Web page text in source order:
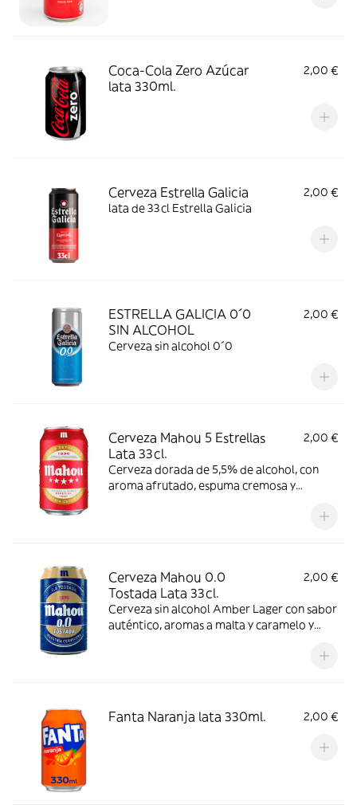
Coca-Cola Zero Azúcar
lata 330ml.
2,00 €
Cerveza Estrella Galicia
2,00 €
lata de 33cl Estrella Galicia
ESTRELLA GALICIA 0´0
SIN ALCOHOL
2,00 €
Cerveza sin alcohol 0´0
Cerveza Mahou 5 Estrellas
Lata 33cl.
2,00 €
Cerveza dorada de 5,5% de alcohol, con
aroma afrutado, espuma cremosa y
Cerveza Mahou 0.0
Tostada Lata 33cl.
2,00 €
Cerveza sin alcohol Amber Lager con sabor
auténtico, aromas a malta y caramelo y
Fanta Naranja lata 330ml. 2,00 €